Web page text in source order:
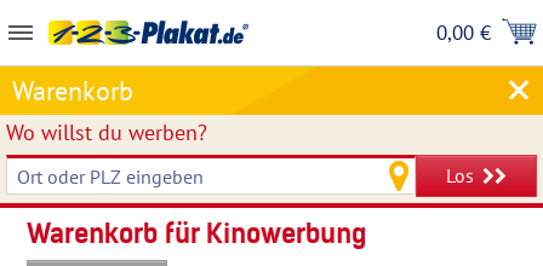
0,00 €
Warenkorb
Wo willst du werben?
Los
Warenkorb für Kinowerbung